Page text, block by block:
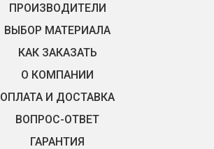
ПРОИЗВОДИТЕЛИ
ВЫБОР МАТЕРИАЛА
КАК ЗАКАЗАТЬ
О КОМПАНИИ
ОПЛАТА И ДОСТАВКА
ВОПРОС-ОТВЕТ
ГАРАНТИЯ